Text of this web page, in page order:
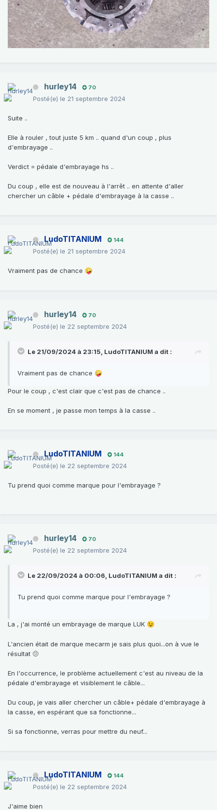
hurley14 70
Posté(e) le 21 septembre 2024
Suite ..
Elle à rouler , tout juste 5 km .. quand d'un coup , plus
d'embrayage ..
Verdict = pédale d'embrayage hs ..
Du coup , elle est de nouveau à l'arrêt .. en attente d'aller
chercher un câble + pédale d'embrayage à la casse ..
LudoTITANIUM 144
Posté(e) le 21 septembre 2024
Vraiment pas de chance 🤪
hurley14 70
Posté(e) le 22 septembre 2024
Le 21/09/2024 à 23:15, LudoTITANIUM a dit :
Vraiment pas de chance 🤪
Pour le coup , c'est clair que c'est pas de chance ..
En se moment , je passe mon temps à la casse ..
LudoTITANIUM 144
Posté(e) le 22 septembre 2024
Tu prend quoi comme marque pour l'embrayage ?
hurley14 70
Posté(e) le 22 septembre 2024
Le 22/09/2024 à 00:06, LudoTITANIUM a dit :
Tu prend quoi comme marque pour l'embrayage ?
La , j'ai monté un embrayage de marque LUK 😉
L'ancien était de marque mecarm je sais plus quoi...on à vue le
résultat 🫤
En l'occurrence, le problème actuellement c'est au niveau de la
pédale d'embrayage et visiblement le câble...
Du coup, je vais aller chercher un câble+ pédale d'embrayage à
la casse, en espérant que sa fonctionne...
Si sa fonctionne, verras pour mettre du neuf...
LudoTITANIUM 144
Posté(e) le 22 septembre 2024
J'aime bien